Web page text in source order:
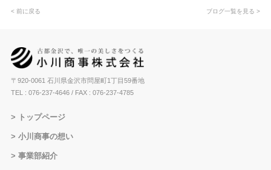
< 前に戻る ブログ一覧を見る >
〒920-0061 石川県金沢市問屋町1丁目59番地
TEL : 076-237-4646/ FAX : 076-237-4785
トップページ
小川商事の想い
事業部紹介